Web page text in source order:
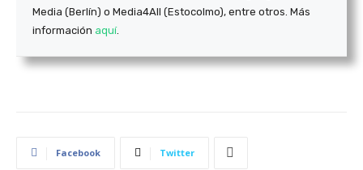
Media (Berlín) o Media4All (Estocolmo), entre otros. Más
información aquí.
Facebook Twitter